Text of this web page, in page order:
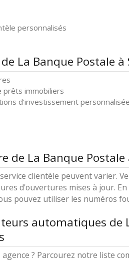
personnalisés
La Banque Postale à
prêts immobiliers
d'investissement
de La Banque Postale
clientèle peuvent varier.
d'ouvertures mises à jour.
pouvez utiliser les numéros
automatiques de
? Parcourez notre liste